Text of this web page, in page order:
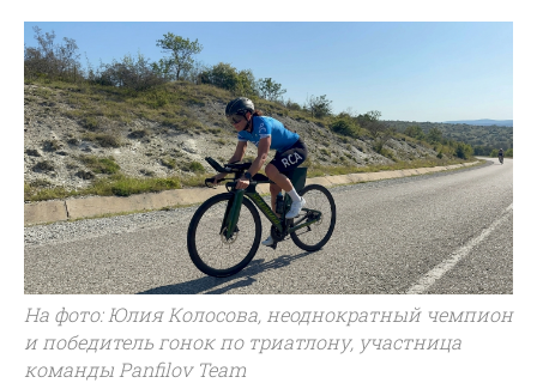
На фото: Юлия Колосова, неоднократный чемпион
и победитель гонок по триатлону, участница
команды Panfilov Team